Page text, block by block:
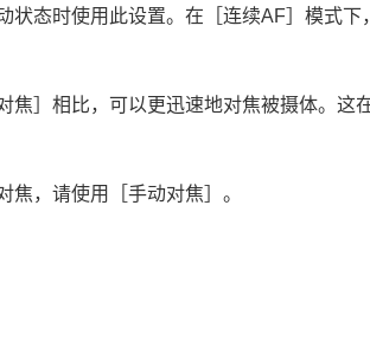
时）
状态时使用此设置。在 ［连续AF］ 模式下
焦］ 相比，可以更迅速地对焦被摄体。这
焦，请使用
［手动对焦］ 。